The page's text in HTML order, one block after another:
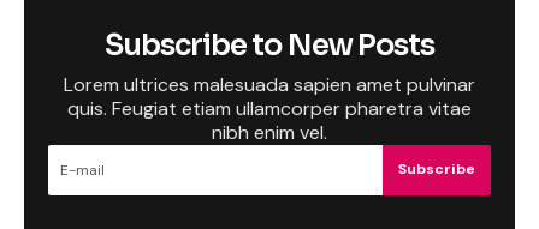
Subscribe to New Posts
Lorem ultrices malesuada sapien amet pulvinar
quis. Feugiat etiam ullamcorper pharetra vitae
nibh enim vel.
Subscribe